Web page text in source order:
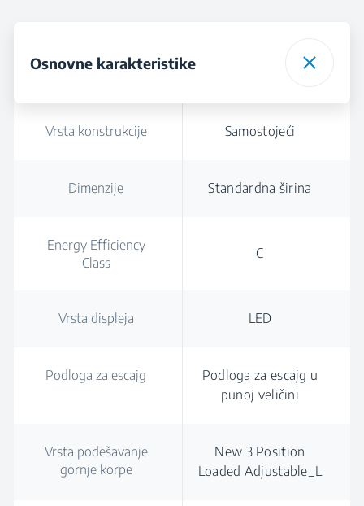
Osnovne karakteristike
Vrsta konstrukcije Samostojeći
Dimenzije Standardna širina
Energy Efficiency
Class
C
Vrsta displeja LED
Podloga za escajg
Podloga za escajg u
punoj veličini
Vrsta podešavanje
gornje korpe
New 3 Position
Loaded Adjustable_L